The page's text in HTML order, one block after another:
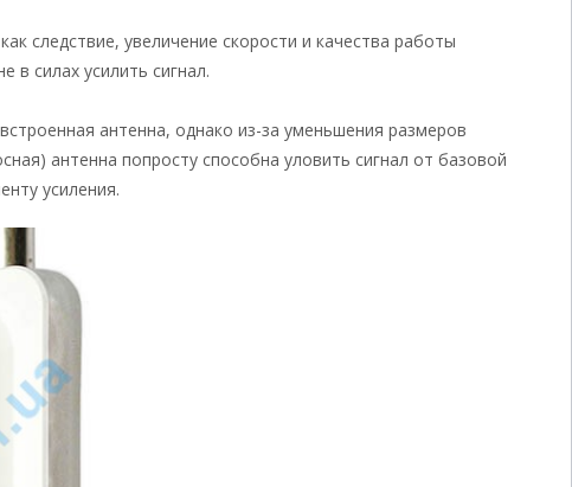
следствие, увеличение скорости и качества работы
силах усилить сигнал.
антенна, однако из-за уменьшения размеров
антенна попросту способна уловить сигнал от базовой
усиления.